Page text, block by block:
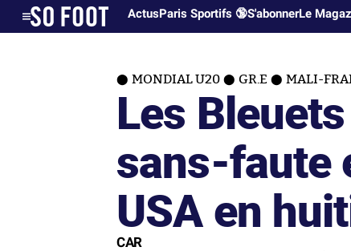
ActusParis Sportifs 🔞S'abonnerLe
MONDIAL U20 GR.E MALI-
Les
sans-faute
USA en
CAR